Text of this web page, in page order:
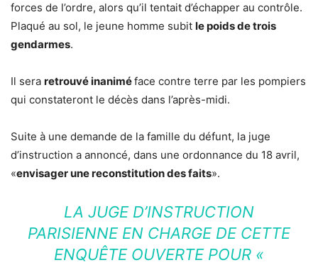
forces de l’ordre, alors qu’il tentait d’échapper au contrôle.
Plaqué au sol, le jeune homme subit le poids de trois
gendarmes.
Il sera retrouvé inaniméface contre terre par les pompiers
qui constateront le décès dans l’après-midi.
Suite à une demande de la famille du défunt, la juge
d’instruction a annoncé, dans une ordonnance du 18 avril,
«envisager une reconstitution des faits».
LA JUGE D’INSTRUCTION
PARISIENNE EN CHARGE DE CETTE
ENQUÊTE OUVERTE POUR «